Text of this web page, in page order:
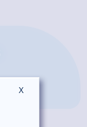
XMasquer le